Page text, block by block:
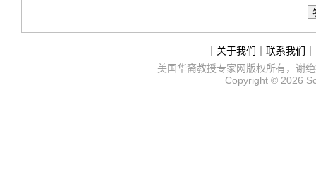
关于我们 联系我们
美国华裔教授专家网版权所有，谢
Copyright © 2026